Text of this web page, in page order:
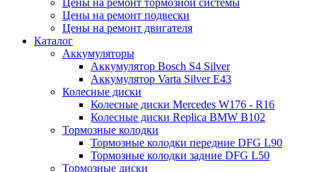
Цены на ремонт тормозной системы
Цены на ремонт подвески
Цены на ремонт двигателя
Каталог
Аккумуляторы
Аккумулятор Bosch S4 Silver
Аккумулятор Varta Silver E43
Колесные диски
Колесные диски Mercedes W176 - R16
Колесные диски Replica BMW B102
Тормозные колодки
Тормозные колодки передние DFG L90
Тормозные колодки задние DFG L50
Тормозные диски